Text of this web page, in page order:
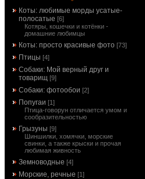
Коты: любимые морды усатые-
полосатые [6]
Котяры, кошечки и котёнки -
домашние любимцы
Коты: просто красивые фото [73]
Птицы [4]
Собаки: Мой верный друг и
товарищ [9]
Собаки: фотообои [2]
Попугаи [1]
Птица-говорун отличается умом и
сообразительностью
Грызуны [9]
Шиншилки, хомячки, морские
свинки, а также крыски и прочая
любимая живность
Земноводные [4]
Морские, речные [1]